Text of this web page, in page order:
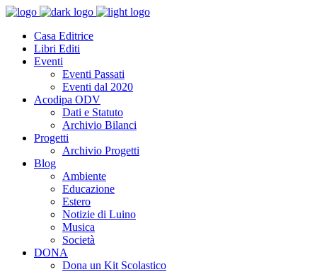
Casa Editrice
Libri Editi
Eventi
Eventi Passati
Eventi dal 2020
Acodipa ODV
Dati e Statuto
Archivio Bilanci
Progetti
Archivio Progetti
Blog
Ambiente
Educazione
Estero
Notizie di Luino
Musica
Società
DONA
Dona un Kit Scolastico